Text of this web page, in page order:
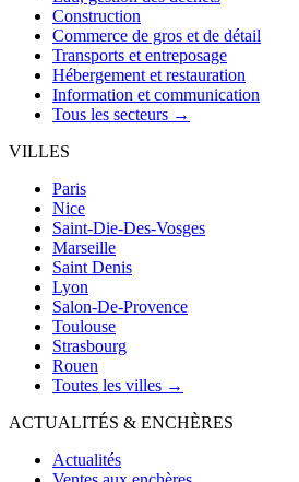
Construction
Commerce de gros et de détail
Transports et entreposage
Hébergement et restauration
Information et communication
Tous les secteurs →
VILLES
Paris
Nice
Saint-Die-Des-Vosges
Marseille
Saint Denis
Lyon
Salon-De-Provence
Toulouse
Strasbourg
Rouen
Toutes les villes →
ACTUALITÉS & ENCHÈRES
Actualités